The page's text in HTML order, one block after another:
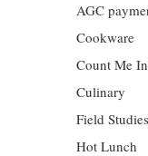
AGC
Cookware
Count Me
Culinary
Field
Hot Lunch